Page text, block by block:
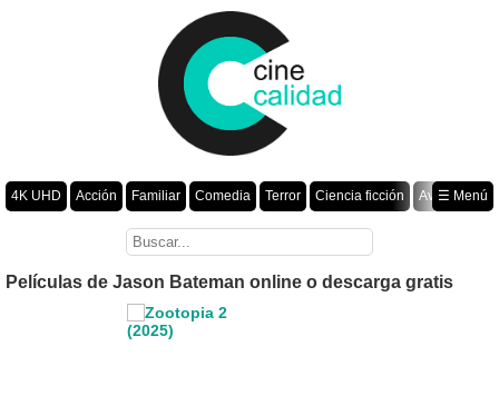
4K UHD Acción Familiar Comedia Terror Ciencia ficción
Aventura
Romance Fantasía Drama Animación Crimen
☰ Menú
Películas de Jason Bateman online o descarga gratis